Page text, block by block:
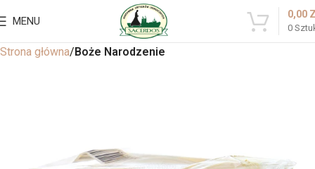
MENU
0
0,00
Strona główna Boże Narodzenie